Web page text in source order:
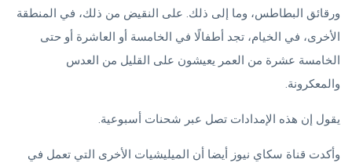
ورقائق البطاطس، وما إلى ذلك. على النقيض من ذلك، في المنطقة
الأخرى، في الخيام، تجد أطفالًا في الخامسة أو العاشرة أو حتى
الخامسة عشرة من العمر يعيشون على القليل من العدس
والمعكرونة.
يقول إن هذه الإمدادات تصل عبر شحنات أسبوعية.
وأكدت قناة سكاي نيوز أيضا أن الميليشيات الأخرى التي تعمل في